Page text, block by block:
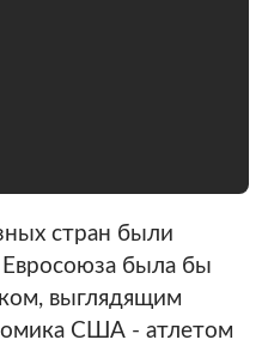
стран были
была бы
выглядящим
США - атлетом